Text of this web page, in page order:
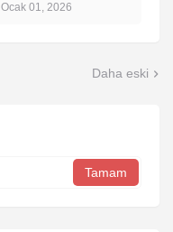
Ocak 01, 2026
Daha eski